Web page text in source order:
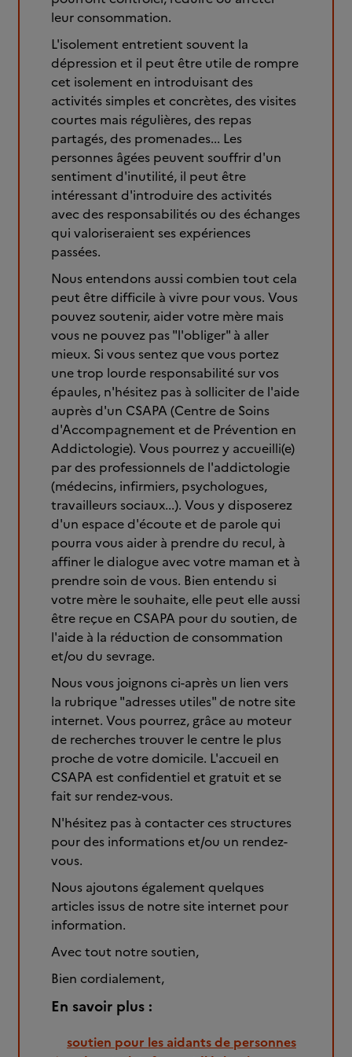
leur consommation.
L'isolement entretient souvent la
dépression et il peut être utile de rompre
cet isolement en introduisant des
activités simples et concrètes, des visites
courtes mais régulières, des repas
partagés, des promenades... Les
personnes âgées peuvent souffrir d'un
sentiment d'inutilité, il peut être
intéressant d'introduire des activités
avec des responsabilités ou des échanges
qui valoriseraient ses expériences
passées.
Nous entendons aussi combien tout cela
peut être difficile à vivre pour vous. Vous
pouvez soutenir, aider votre mère mais
vous ne pouvez pas "l'obliger" à aller
mieux. Si vous sentez que vous portez
une trop lourde responsabilité sur vos
épaules, n'hésitez pas à solliciter de l'aide
auprès d'un CSAPA (Centre de Soins
d'Accompagnement et de Prévention en
Addictologie). Vous pourrez y accueilli(e)
par des professionnels de l'addictologie
(médecins, infirmiers, psychologues,
travailleurs sociaux...). Vous y disposerez
d'un espace d'écoute et de parole qui
pourra vous aider à prendre du recul, à
affiner le dialogue avec votre maman et à
prendre soin de vous. Bien entendu si
votre mère le souhaite, elle peut elle aussi
être reçue en CSAPA pour du soutien, de
l'aide à la réduction de consommation
et/ou du sevrage.
Nous vous joignons ci-après un lien vers
la rubrique "adresses utiles" de notre site
internet. Vous pourrez, grâce au moteur
de recherches trouver le centre le plus
proche de votre domicile. L'accueil en
CSAPA est confidentiel et gratuit et se
fait sur rendez-vous.
N'hésitez pas à contacter ces structures
pour des informations et/ou un rendez-
vous.
Nous ajoutons également quelques
articles issus de notre site internet pour
information.
Avec tout notre soutien,
Bien cordialement,
En savoir plus :
soutien pour les aidants de personnes